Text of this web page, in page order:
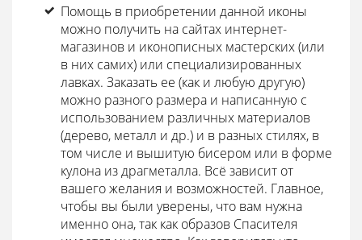
Помощь в приобретении данной иконы
можно получить на сайтах интернет-
магазинов и иконописных мастерских (или
в них самих) или специализированных
лавках. Заказать ее (как и любую другую)
можно разного размера и написанную с
использованием различных материалов
(дерево, металл и др.) и в разных стилях, в
том числе и вышитую бисером или в форме
кулона из драгметалла. Всё зависит от
вашего желания и возможностей. Главное,
чтобы вы были уверены, что вам нужна
именно она, так как образов Спасителя